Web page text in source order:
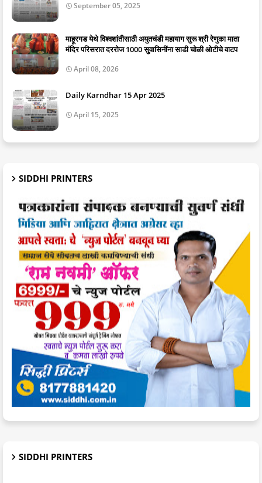
September 05, 2025
माहूरगड येथे विश्वशांतीसाठी अयुतचंडी महायाग सुरू श्री रेणुका माता
मंदिर परिसरात दररोज 1000 सुवासिनींना साडी चोळी ओटीचे वाटप
April 08, 2026
Daily Karndhar 15 Apr 2025
April 15, 2025
SIDDHI PRINTERS
SIDDHI PRINTERS